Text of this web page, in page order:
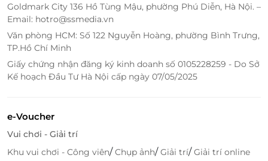
Goldmark City 136 Hồ Tùng Mậu, phường Phú Diễn, Hà Nội. –
Email: hotro@ssmedia.vn
Văn phòng HCM: Số 122 Nguyễn Hoàng, phường Bình Trưng,
TP.Hồ Chí Minh
Giấy chứng nhận đăng ký kinh doanh số 0105228259 - Do Sở
Kế hoạch Đầu Tư Hà Nội cấp ngày 07/05/2025
e-Voucher
Vui chơi - Giải trí
Khu vui chơi - Công viên/Chụp ảnh/Giải trí/Giải trí online